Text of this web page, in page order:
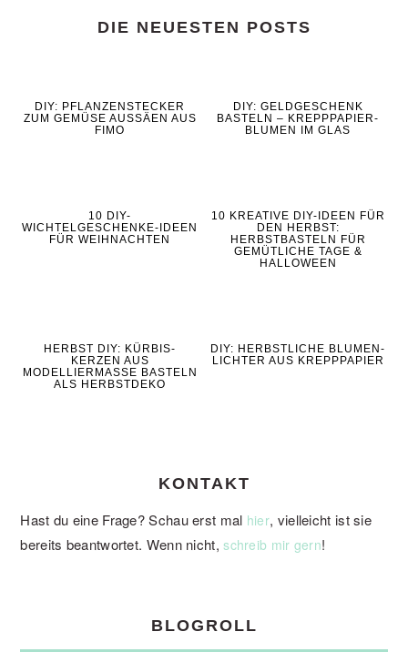
DIE NEUESTEN POSTS
DIY: PFLANZENSTECKER
ZUM GEMÜSE AUSSÄEN AUS
FIMO
DIY: GELDGESCHENK
BASTELN – KREPPPAPIER-
BLUMEN IM GLAS
10 DIY-
WICHTELGESCHENKE-IDEEN
FÜR WEIHNACHTEN
10 KREATIVE DIY-IDEEN FÜR
DEN HERBST:
HERBSTBASTELN FÜR
GEMÜTLICHE TAGE &
HALLOWEEN
HERBST DIY: KÜRBIS-
KERZEN AUS
MODELLIERMASSE BASTELN
ALS HERBSTDEKO
DIY: HERBSTLICHE BLUMEN-
LICHTER AUS KREPPPAPIER
KONTAKT
Hast du eine Frage? Schau erst mal hier, vielleicht ist sie
bereits beantwortet. Wenn nicht,schreib mir gern!
BLOGROLL